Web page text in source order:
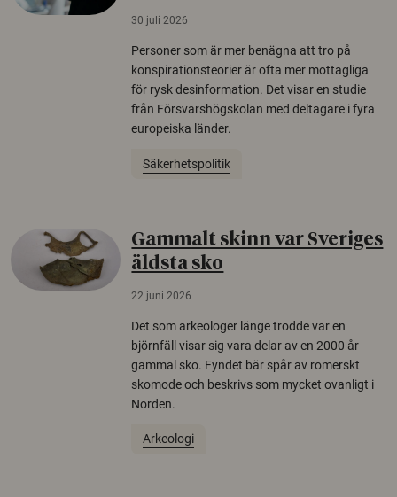
30 juli 2026
Personer som är mer benägna att tro på
konspirationsteorier är ofta mer mottagliga
för rysk desinformation. Det visar en studie
från Försvarshögskolan med deltagare i fyra
europeiska länder.
Säkerhetspolitik
Gammalt skinn var Sveriges
äldsta sko
22 juni 2026
Det som arkeologer länge trodde var en
björnfäll visar sig vara delar av en 2000 år
gammal sko. Fyndet bär spår av romerskt
skomode och beskrivs som mycket ovanligt i
Norden.
Arkeologi